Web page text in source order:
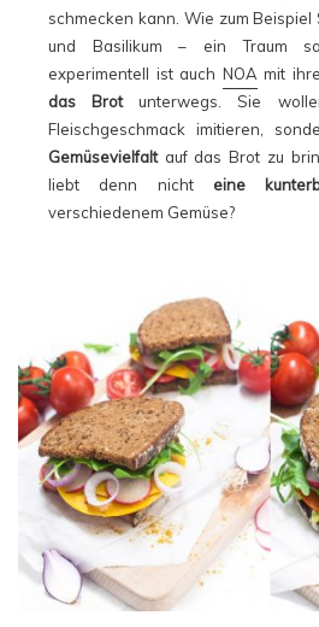
schmecken kann. Wie zum
und Basilikum – ein Traum
experimentell ist auch NOAmit
das Brotunterwegs. Sie
Fleischgeschmack imitieren,
Gemüsevielfaltauf das Brot zu
liebt denn nichteine
verschiedenem Gemüse?